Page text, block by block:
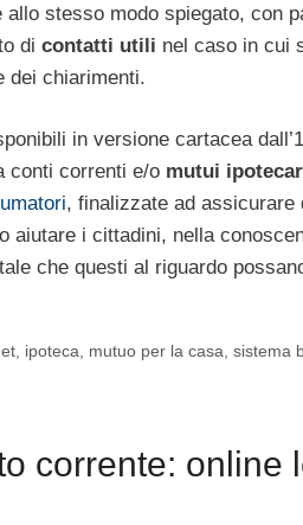
allo stesso modo spiegato, con
di contatti utili nel caso in cui
dei chiarimenti.
in versione cartacea
conti correnti e/o mutui
, finalizzate ad assicurare
aiutare i cittadini, nella
che questi al riguardo
ipoteca mutuo per la casa ,sistema
corrente: online